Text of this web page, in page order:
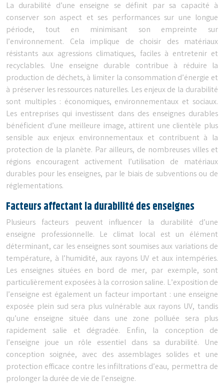
La durabilité d’une enseigne se définit par sa capacité à
conserver son aspect et ses performances sur une longue
période, tout en minimisant son empreinte sur
l’environnement. Cela implique de choisir des matériaux
résistants aux agressions climatiques, faciles à entretenir et
recyclables. Une enseigne durable contribue à réduire la
production de déchets, à limiter la consommation d’énergie et
à préserver les ressources naturelles. Les enjeux de la durabilité
sont multiples : économiques, environnementaux et sociaux.
Les entreprises qui investissent dans des enseignes durables
bénéficient d’une meilleure image, attirent une clientèle plus
sensible aux enjeux environnementaux et contribuent à la
protection de la planète. Par ailleurs, de nombreuses villes et
régions encouragent activement l’utilisation de matériaux
durables pour les enseignes, par le biais de subventions ou de
réglementations.
Facteurs affectant la durabilité des enseignes
Plusieurs facteurs peuvent influencer la durabilité d’une
enseigne professionnelle. Le climat local est un élément
déterminant, car les enseignes sont soumises aux variations de
température, à l’humidité, aux rayons UV et aux intempéries.
Les enseignes situées en bord de mer, par exemple, sont
particulièrement exposées à la corrosion saline. L’exposition de
l’enseigne est également un facteur important : une enseigne
exposée plein sud sera plus vulnérable aux rayons UV, tandis
qu’une enseigne située dans une zone polluée sera plus
rapidement salie et dégradée. Enfin, la conception de
l’enseigne joue un rôle essentiel dans sa durabilité. Une
conception soignée, avec des assemblages solides et une
protection efficace contre les infiltrations d’eau, permettra de
prolonger la durée de vie de l’enseigne.